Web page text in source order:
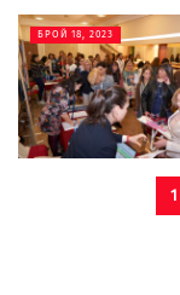
БРОЙ 18, 2023
1